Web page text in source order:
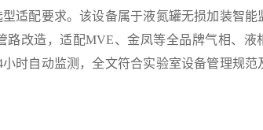
适配要求。该设备属于液氮罐无损加装智能
改造，适配MVE、金凤等全品牌气相、液
时自动监测，全文符合实验室设备管理规范